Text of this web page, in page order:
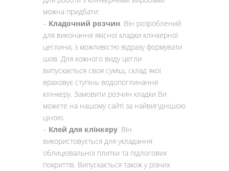
можна придбати:
– Кладочний розчин. Він розроблений
для виконання якісної кладки клінкерної
цеглини, з можливістю відразу формувати
шов. Для кожного виду цегли
випускається своя суміш, склад якої
враховує ступінь водопоглинання
клінкеру. Замовити розчин кладки Ви
можете на нашому сайті за найвигіднішою
ціною.
– Клей для клінкеру. Він
використовується для укладання
облицювальної плитки та підлогових
покриттів. Випускається також у різних